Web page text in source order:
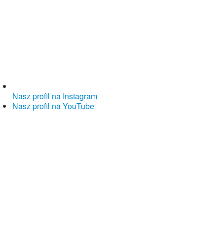
Nasz profil na Instagram
Nasz profil na YouTube